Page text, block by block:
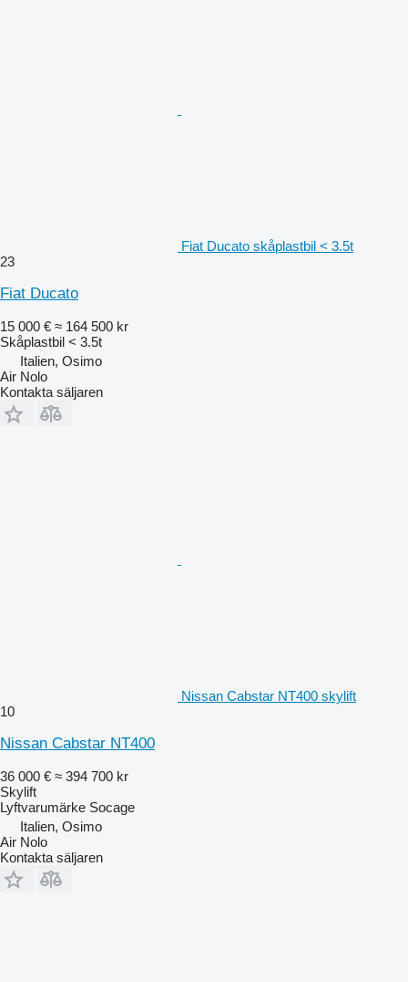
Fiat Ducato skåplastbil < 3.5t
23
Fiat Ducato
15 000 € ≈ 164 500 kr
Skåplastbil < 3.5t
Italien, Osimo
Air Nolo
Kontakta säljaren
Nissan Cabstar NT400 skylift
10
Nissan Cabstar NT400
36 000 € ≈ 394 700 kr
Skylift
Lyftvarumärke Socage
Italien, Osimo
Air Nolo
Kontakta säljaren